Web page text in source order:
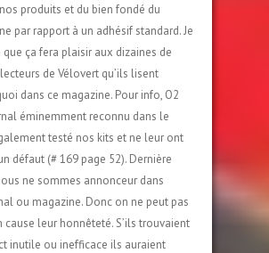
produits et du bien fondé du
par rapport à un adhésif standard. Je
que ça fera plaisir aux dizaines de
de Vélovert qu’ils lisent
dans ce magazine. Pour info, O2
éminemment reconnu dans le
testé nos kits et ne leur ont
défaut (# 169 page 52). Dernière
ne sommes annonceur dans
ou magazine. Donc on ne peut pas
cause leur honnêteté. S’ils trouvaient
inutile ou inefficace ils auraient